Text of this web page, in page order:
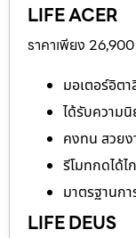
LIFE ACER
ราคาเพียง
มอเตอร์อิต
ได้รับความ
คงทน สวยง
รีโมทกดได้ไ
มาตรฐานก
LIFE DEUS